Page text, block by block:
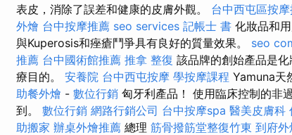
表皮，消除了誤差和健康的皮膚外觀。 台中西屯區按
外燴 台中按摩推薦 seo services 記帳士 書 化妝品和
與Kuperosis和痤瘡鬥爭具有良好的質量效果。 seo
推薦 台中國術館推薦 推拿 整復 該品牌的創始產品是
療目的。 安養院 台中西屯按摩 學按摩課程 Yamuna天
助餐外燴 - 數位行銷 匈牙利產品！ 使用臨床控制的非
到。 數位行銷 網路行銷公司 台中按摩spa 醫美皮膚科
助搬家 辦桌外燴推薦 總理 筋骨撥筋堂整復竹東 到府外